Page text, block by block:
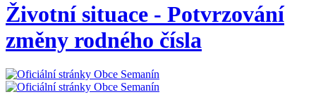
Životní situace - Potvrzování
změny rodného čísla